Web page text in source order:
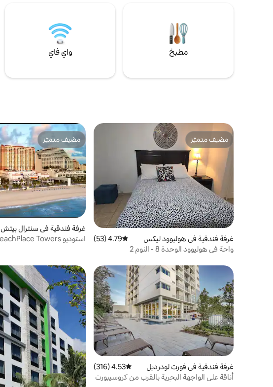
تسجيل الوصول الذاتي - المضيفون متاحون على
للحيوانات الأليفة
مطبخ واي فاي
مضيف متميّز
مضيف متميّز
غرفة فندقية في هوليوود ليكس متوسط التقييم 4.79 من 5، 53 مراجعات
4.79 (53)
واحة في هوليوود الوحدة 8 - النوم 2
مضيف متميّز
مضيف متميّز
غرفة فندقية في سنترال بيتش
غرفة فندقية في فورت لودرديل متوسط التقييم 4.53 من 5، 316 مراجعات
4.53 (316)
أناقة على الواجهة البحرية بالقرب من كروسيبورت